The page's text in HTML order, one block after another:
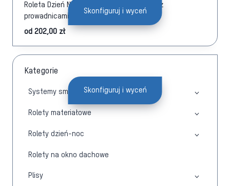
Skonfiguruj i wyceń
Roleta Dzień Noc Prestige w kasecie PCV z
prowadnicami bezinwazyjna
od 202,00 zł
Skonfiguruj i wyceń
Kategorie
Systemy smart
Rolety materiałowe
Rolety dzień-noc
Rolety na okno dachowe
Plisy